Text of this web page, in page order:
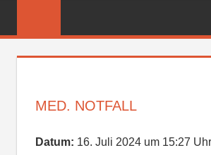
MED. NOTFALL
Datum: 16. Juli 2024 um 15:27 Uhr